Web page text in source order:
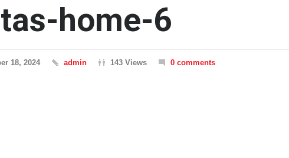
home-6
18, 2024 admin 143 Views 0 comments